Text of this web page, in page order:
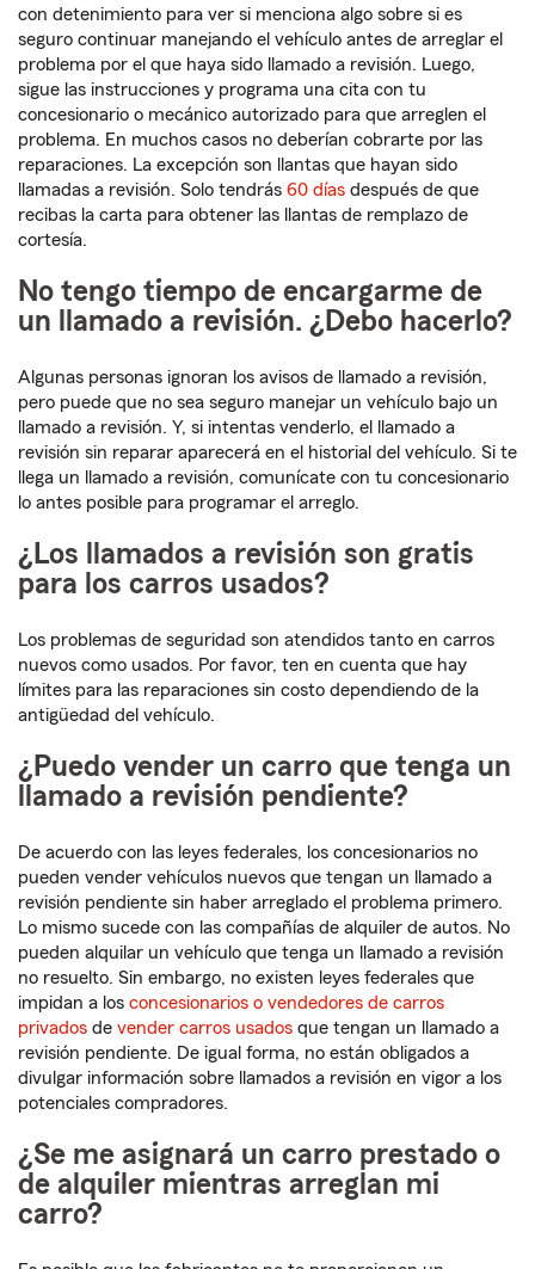
con detenimiento para ver si menciona algo sobre si es
seguro continuar manejando el vehículo antes de arreglar el
problema por el que haya sido llamado a revisión. Luego,
sigue las instrucciones y programa una cita con tu
concesionario o mecánico autorizado para que arreglen el
problema. En muchos casos no deberían cobrarte por las
reparaciones. La excepción son llantas que hayan sido
llamadas a revisión. Solo tendrás 60 días después de que
recibas la carta para obtener las llantas de remplazo de
cortesía.
No tengo tiempo de encargarme de
un llamado a revisión. ¿Debo hacerlo?
Algunas personas ignoran los avisos de llamado a revisión,
pero puede que no sea seguro manejar un vehículo bajo un
llamado a revisión. Y, si intentas venderlo, el llamado a
revisión sin reparar aparecerá en el historial del vehículo. Si te
llega un llamado a revisión, comunícate con tu concesionario
lo antes posible para programar el arreglo.
¿Los llamados a revisión son gratis
para los carros usados?
Los problemas de seguridad son atendidos tanto en carros
nuevos como usados. Por favor, ten en cuenta que hay
límites para las reparaciones sin costo dependiendo de la
antigüedad del vehículo.
¿Puedo vender un carro que tenga un
llamado a revisión pendiente?
De acuerdo con las leyes federales, los concesionarios no
pueden vender vehículos nuevos que tengan un llamado a
revisión pendiente sin haber arreglado el problema primero.
Lo mismo sucede con las compañías de alquiler de autos. No
pueden alquilar un vehículo que tenga un llamado a revisión
no resuelto. Sin embargo, no existen leyes federales que
impidan a los concesionarios o vendedores de carros
privados de vender carros usados que tengan un llamado a
revisión pendiente. De igual forma, no están obligados a
divulgar información sobre llamados a revisión en vigor a los
potenciales compradores.
¿Se me asignará un carro prestado o
de alquiler mientras arreglan mi
carro?